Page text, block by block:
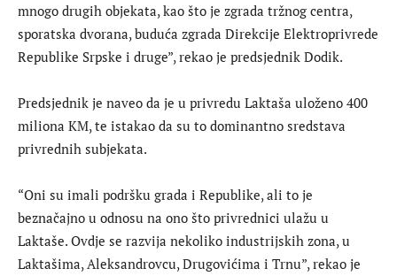
mnogo drugih objekata, kao što je zgrada tržnog centra,
sporatska dvorana, buduća zgrada Direkcije Elektroprivrede
Republike Srpske i druge”, rekao je predsjednik Dodik.
Predsjednik je naveo da je u privredu Laktaša uloženo 400
miliona KM, te istakao da su to dominantno sredstava
privrednih subjekata.
“Oni su imali podršku grada i Republike, ali to je
beznačajno u odnosu na ono što privrednici ulažu u
Laktaše. Ovdje se razvija nekoliko industrijskih zona, u
Laktašima, Aleksandrovcu, Drugovićima i Trnu”, rekao je